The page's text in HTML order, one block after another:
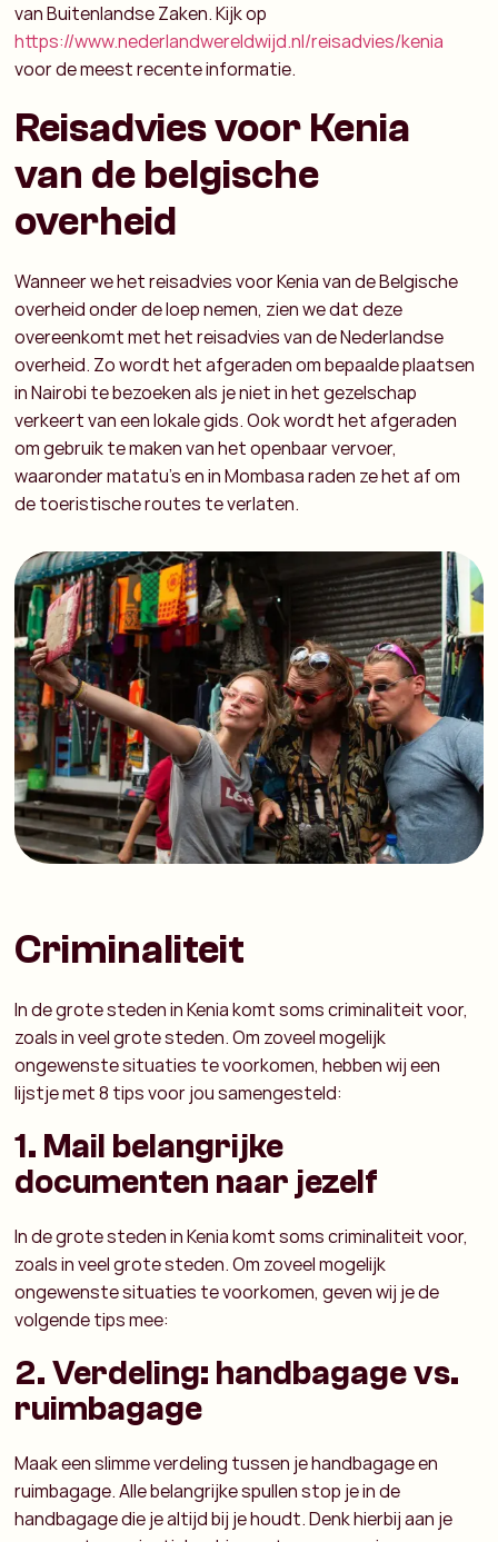
van Buitenlandse Zaken. Kijk op
https://www.nederlandwereldwijd.nl/reisadvies/kenia
voor de meest recente informatie.
Reisadvies voor Kenia
van de belgische
overheid
Wanneer we het reisadvies voor Kenia van de Belgische
overheid onder de loep nemen, zien we dat deze
overeenkomt met het reisadvies van de Nederlandse
overheid. Zo wordt het afgeraden om bepaalde plaatsen
in Nairobi te bezoeken als je niet in het gezelschap
verkeert van een lokale gids. Ook wordt het afgeraden
om gebruik te maken van het openbaar vervoer,
waaronder matatu’s en in Mombasa raden ze het af om
de toeristische routes te verlaten.
Criminaliteit
In de grote steden in Kenia komt soms criminaliteit voor,
zoals in veel grote steden. Om zoveel mogelijk
ongewenste situaties te voorkomen, hebben wij een
lijstje met 8 tips voor jou samengesteld:
1. Mail belangrijke
documenten naar jezelf
In de grote steden in Kenia komt soms criminaliteit voor,
zoals in veel grote steden. Om zoveel mogelijk
ongewenste situaties te voorkomen, geven wij je de
volgende tips mee:
2. Verdeling: handbagage vs.
ruimbagage
Maak een slimme verdeling tussen je handbagage en
ruimbagage. Alle belangrijke spullen stop je in de
handbagage die je altijd bij je houdt. Denk hierbij aan je